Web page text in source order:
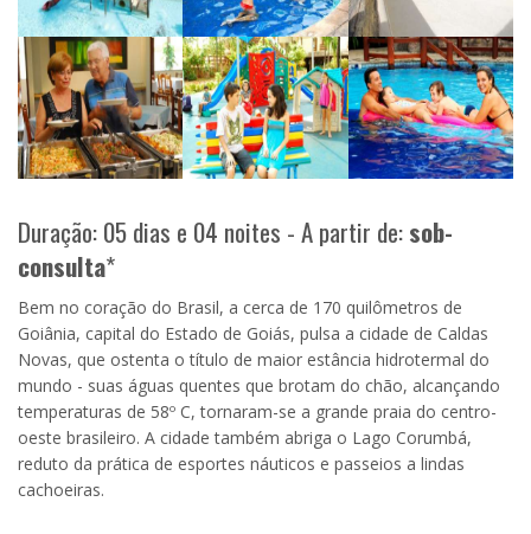
Duração: 05 dias e 04 noites - A partir de:sob-
consulta*
Bem no coração do Brasil, a cerca de 170 quilômetros de
Goiânia, capital do Estado de Goiás, pulsa a cidade de Caldas
Novas, que ostenta o título de maior estância hidrotermal do
mundo - suas águas quentes que brotam do chão, alcançando
temperaturas de 58º C, tornaram-se a grande praia do centro-
oeste brasileiro. A cidade também abriga o Lago Corumbá,
reduto da prática de esportes náuticos e passeios a lindas
cachoeiras.